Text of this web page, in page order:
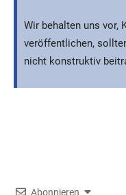
Wir behalten uns vor,
veröffentlichen,
nicht konstruktiv
Abonnieren